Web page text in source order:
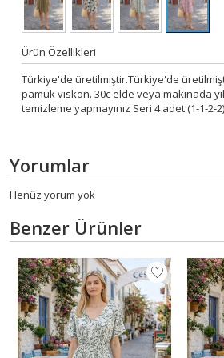
Ürün Özellikleri
Türkiye'de üretilmiştir.Türkiye'de
pamuk viskon. 30c elde veya makinada
temizleme yapmayınız Seri 4 adet (1-1-2-
Yorumlar
Henüz yorum yok
Benzer Ürünler